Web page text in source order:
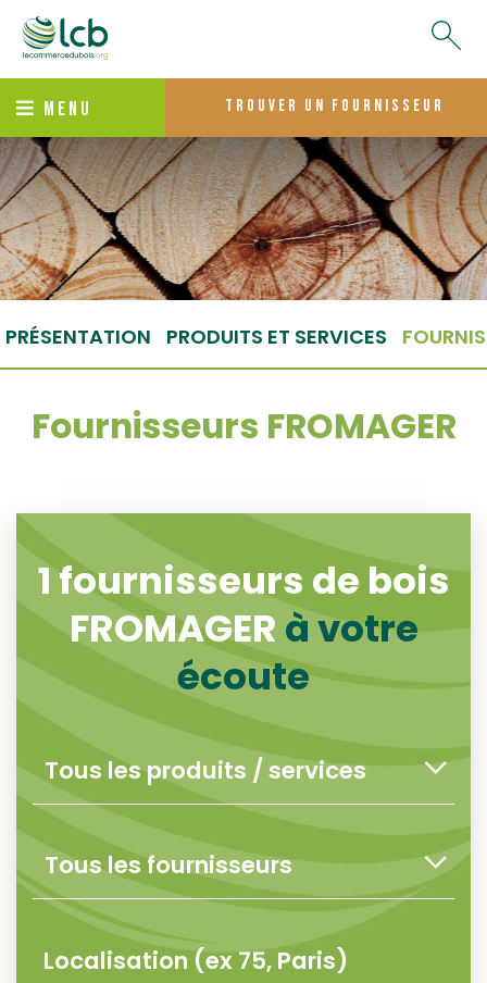
MENU trouver un fournisseur
PRÉSENTATION PRODUITS ET SERVICES
Fournisseurs FROMAGER
1fournisseurs de bois
FROMAGER à votre
écoute